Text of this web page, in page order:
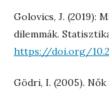
Golovics, J. (2019):
dilemmák.
https://doi.org/
Gödri, I. (2005).